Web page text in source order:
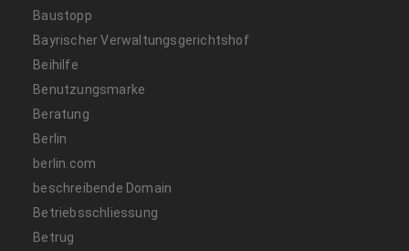
Baustopp
Bayrischer Verwaltungsgerichtshof
Beihilfe
Benutzungsmarke
Beratung
Berlin
berlin.com
beschreibende Domain
Betriebsschliessung
Betrug